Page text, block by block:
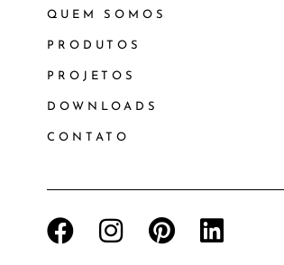
QUEM SOMOS
PRODUTOS
PROJETOS
DOWNLOADS
CONTATO